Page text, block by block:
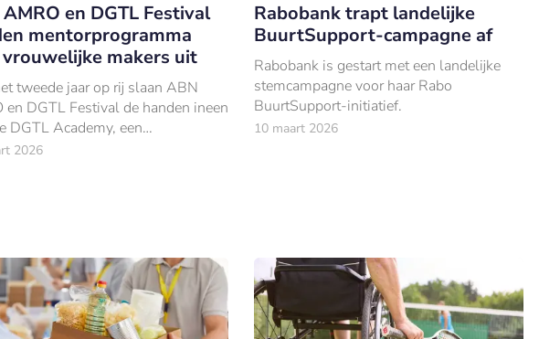
en DGTL Festival
mentorprogramma
makers uit
tweede jaar op rij slaan ABN
en DGTL Festival de handen ineen
DGTL Academy, een
voor vrouwelijke
2026
Rabobank trapt landelijke
BuurtSupport-campagne af
Rabobank is gestart met een landelijke
stemcampagne voor haar Rabo
BuurtSupport-initiatief.
10 maart 2026